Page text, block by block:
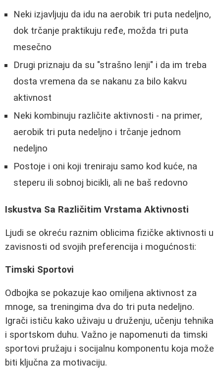
Neki izjavljuju da idu na aerobik tri puta nedeljno,
dok trčanje praktikuju ređe, možda tri puta
mesečno
Drugi priznaju da su "strašno lenji" i da im treba
dosta vremena da se nakanu za bilo kakvu
aktivnost
Neki kombinuju različite aktivnosti - na primer,
aerobik tri puta nedeljno i trčanje jednom
nedeljno
Postoje i oni koji treniraju samo kod kuće, na
steperu ili sobnoj bicikli, ali ne baš redovno
Iskustva Sa Različitim Vrstama Aktivnosti
Ljudi se okreću raznim oblicima fizičke aktivnosti u
zavisnosti od svojih preferencija i mogućnosti:
Timski Sportovi
Odbojka se pokazuje kao omiljena aktivnost za
mnoge, sa treningima dva do tri puta nedeljno.
Igrači ističu kako uživaju u druženju, učenju tehnika
i sportskom duhu. Važno je napomenuti da timski
sportovi pružaju i socijalnu komponentu koja može
biti ključna za motivaciju.